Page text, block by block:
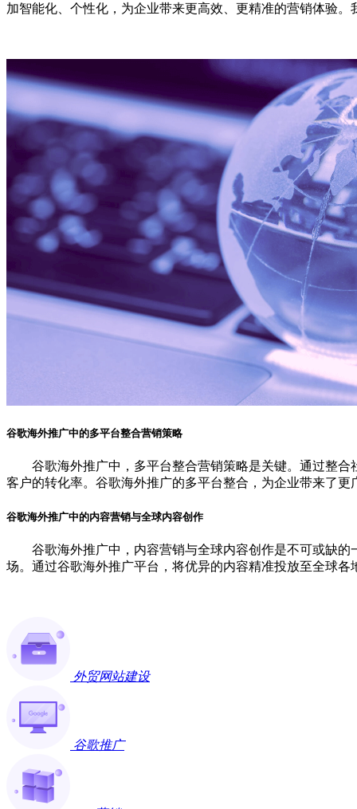
加智能化、个性化，为企业带来更高效、更精准的营销体验
谷歌海外推广中的多平台整合营销策略
谷歌海外推广中，多平台整合营销策略是关键。通过整合
客户的转化率。谷歌海外推广的多平台整合，为企业带来了
谷歌海外推广中的内容营销与全球内容创作
谷歌海外推广中，内容营销与全球内容创作是不可或缺的
场。通过谷歌海外推广平台，将优异的内容精准投放至全球
外贸网站建设
谷歌推广